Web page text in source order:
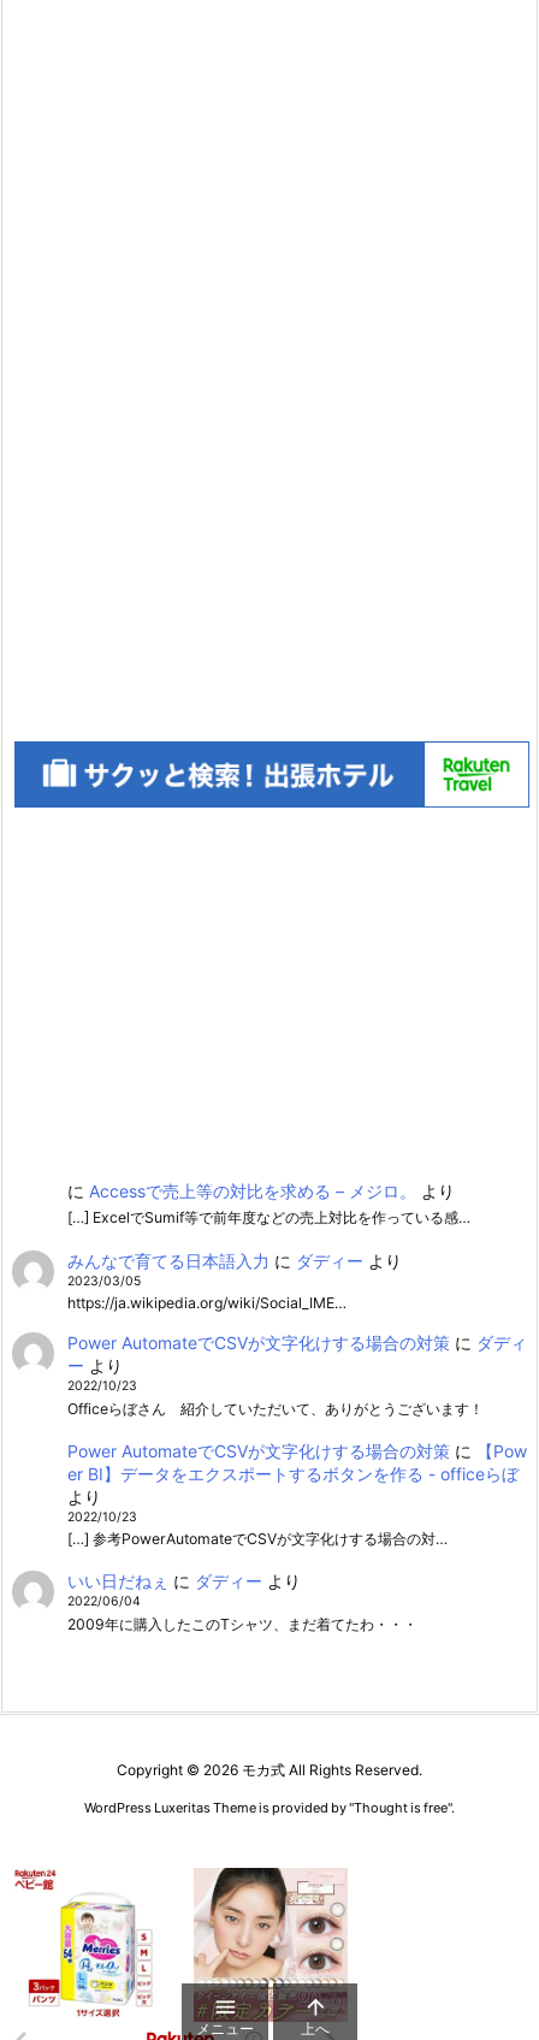
に Accessで売上等の対比を求める – メジロ。 より
[…] ExcelでSumif等で前年度などの売上対比を作っている感…
みんなで育てる日本語入力 に ダディー より
2023/03/05
https://ja.wikipedia.org/wiki/Social_IME…
Power AutomateでCSVが文字化けする場合の対策に ダディ
ー より
2022/10/23
Officeらぼさん 紹介していただいて、ありがとうございます！
Power AutomateでCSVが文字化けする場合の対策に
【Pow
er BI】データをエクスポートするボタンを作る - officeらぼ
より
2022/10/23
[…] 参考PowerAutomateでCSVが文字化けする場合の対…
いい日だねぇ に ダディー より
2022/06/04
2009年に購入したこのTシャツ、まだ着てたわ・・・
Copyright © 2026 モカ式 All Rights Reserved.
WordPress Luxeritas Theme is provided by "Thought is free".

メニュー

上へ